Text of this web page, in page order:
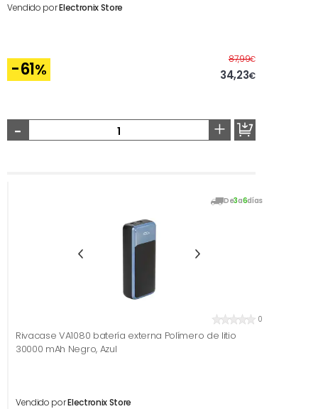
Vendido porElectronix Store
-61%
87,99€Antes
34,23€
- +
De3a6días
0
Rivacase VA1080 batería externa Polímero de litio
30000 mAh Negro, Azul
Vendido porElectronix Store